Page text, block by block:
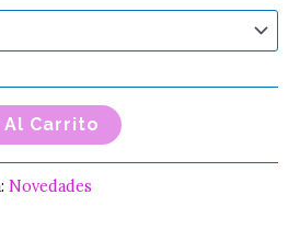
Carrito
Novedades